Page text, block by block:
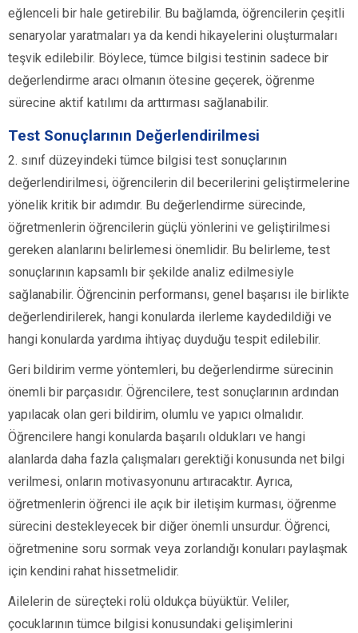
eğlenceli bir hale getirebilir. Bu bağlamda, öğrencilerin çeşitli
senaryolar yaratmaları ya da kendi hikayelerini oluşturmaları
teşvik edilebilir. Böylece, tümce bilgisi testinin sadece bir
değerlendirme aracı olmanın ötesine geçerek, öğrenme
sürecine aktif katılımı da arttırması sağlanabilir.
Test Sonuçlarının Değerlendirilmesi
2. sınıf düzeyindeki tümce bilgisi test sonuçlarının
değerlendirilmesi, öğrencilerin dil becerilerini geliştirmelerine
yönelik kritik bir adımdır. Bu değerlendirme sürecinde,
öğretmenlerin öğrencilerin güçlü yönlerini ve geliştirilmesi
gereken alanlarını belirlemesi önemlidir. Bu belirleme, test
sonuçlarının kapsamlı bir şekilde analiz edilmesiyle
sağlanabilir. Öğrencinin performansı, genel başarısı ile birlikte
değerlendirilerek, hangi konularda ilerleme kaydedildiği ve
hangi konularda yardıma ihtiyaç duyduğu tespit edilebilir.
Geri bildirim verme yöntemleri, bu değerlendirme sürecinin
önemli bir parçasıdır. Öğrencilere, test sonuçlarının ardından
yapılacak olan geri bildirim, olumlu ve yapıcı olmalıdır.
Öğrencilere hangi konularda başarılı oldukları ve hangi
alanlarda daha fazla çalışmaları gerektiği konusunda net bilgi
verilmesi, onların motivasyonunu artıracaktır. Ayrıca,
öğretmenlerin öğrenci ile açık bir iletişim kurması, öğrenme
sürecini destekleyecek bir diğer önemli unsurdur. Öğrenci,
öğretmenine soru sormak veya zorlandığı konuları paylaşmak
için kendini rahat hissetmelidir.
Ailelerin de süreçteki rolü oldukça büyüktür. Veliler,
çocuklarının tümce bilgisi konusundaki gelişimlerini